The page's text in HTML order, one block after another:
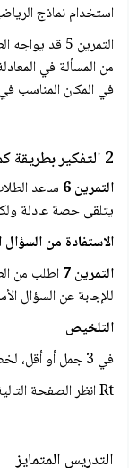
استخدام نماذج
التمرين 5
من المسألة في
في المكان المناسب في
2 التفكير بطريقة كمية
التمرين 6
ساعد
يتلقى حصة عادلة
الاستفادة من
التمرين 7
اطلب من
للإجابة عن السؤال
التلخيص
في 3 جمل أو أقل، لخص ما تعتقد بأنها الأفكار الرئيسة التي تعلمنها اليوم.
Rt انظر الصفحة التالية للاطلاع على خيارات التدريس المتمایز
التدريس المتمایز